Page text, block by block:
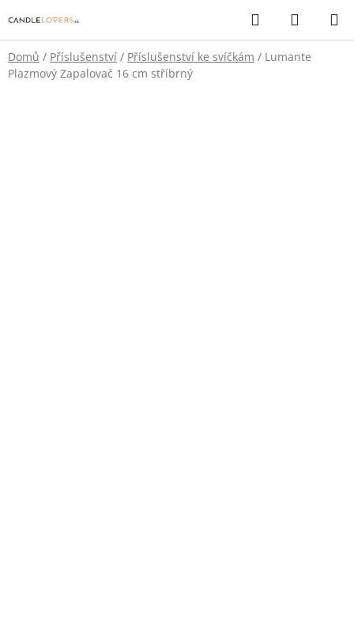
na
obsah
Hledat
KOŠÍK
Domů / Příslušenství / Příslušenství ke svíčkám / Lumante
Plazmový Zapalovač 16 cm stříbrný